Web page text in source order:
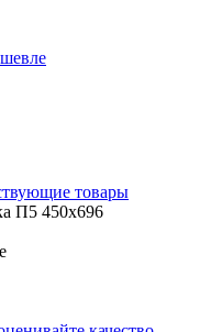
товары
П5 450x696